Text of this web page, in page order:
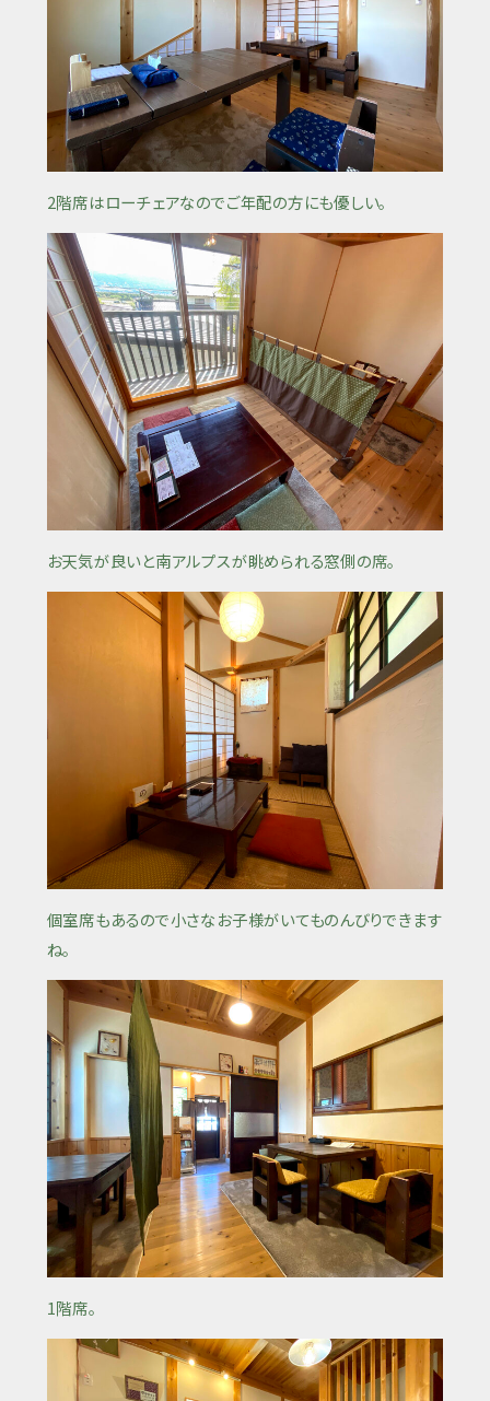
2階席はローチェアなのでご年配の方にも優しい。
お天気が良いと南アルプスが眺められる窓側の席。
個室席もあるので小さなお子様がいてものんびりできます
ね。
1階席。